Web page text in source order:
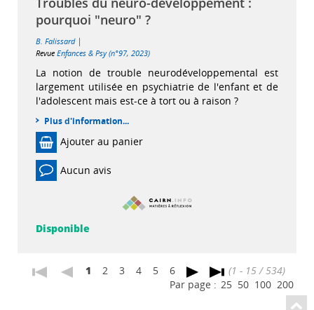
pourquoi "neuro" ?
B. Falissard |
Revue Enfances & Psy (n°97, 2023)
La notion de trouble neurodéveloppemental est
largement utilisée en psychiatrie de l'enfant et de
l'adolescent mais est-ce à tort ou à raison ?
Plus d'information...
Ajouter au panier
Aucun avis
Disponible
1 2 3 4 5 6
(1 - 15 / 534)
Par page : 25 50 100 200